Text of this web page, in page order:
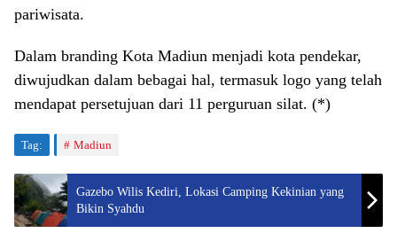
pariwisata.
Dalam branding Kota Madiun menjadi kota pendekar,
diwujudkan dalam bebagai hal, termasuk logo yang telah
mendapat persetujuan dari 11 perguruan silat. (*)
Tag: Madiun
Gazebo Wilis Kediri, Lokasi Camping Kekinian yang
Bikin Syahdu